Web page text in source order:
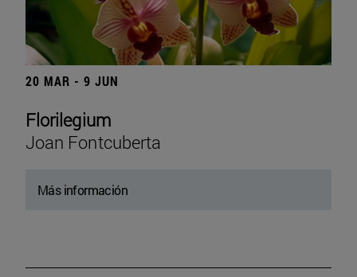
20 MAR - 9 JUN
Florilegium
Joan Fontcuberta
Más información